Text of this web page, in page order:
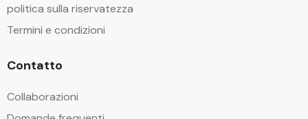
politica sulla riservatezza
Termini e condizioni
Contatto
Collaborazioni